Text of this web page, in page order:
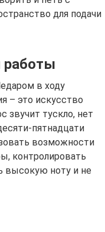
для подачи
работы
в ходу
– это искусство
звучит тускло, нет
пятнадцати
возможности
контролировать
высокую ноту и не